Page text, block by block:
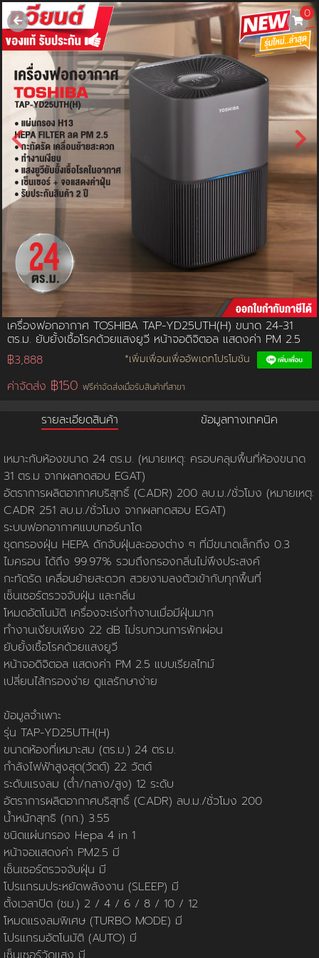
0
เครื่องฟอกอากาศ TOSHIBA TAP-YD25UTH(H) ขนาด 24-31
ตร.ม. ยับยั้งเชื้อโรคด้วยแสงยูวี หน้าจอดิจิตอล แสดงค่า PM 2.5
฿3,888
*เพิ่มเพื่อนเพื่ออัพเดทโปรโมชัน
ค่าจัดส่ง ฿150 ฟรีค่าจัดส่งเมื่อรับสินค้าที่สาขา
รายละเอียดสินค้า ข้อมูลทางเทคนิค
username
password
LOGIN
สมัครสมาชิค ลืมรหัสผ่าน?
🔥โปรโมชัน🔥
แคตตาล็อค
การชำระเงิน
ขั้นตอนการสั่งซื้อ
คณะกรรมการบริหาร
การคืนเงินและคืนสินค้า
ทวียนต์ 53 สาขา
ผลงานของเรา
สมัครงาน
นโยบายการใช้คุกกี้
ข้อกำหนดและเงื่อนไข
นโยบายความเป็นส่วนตัว